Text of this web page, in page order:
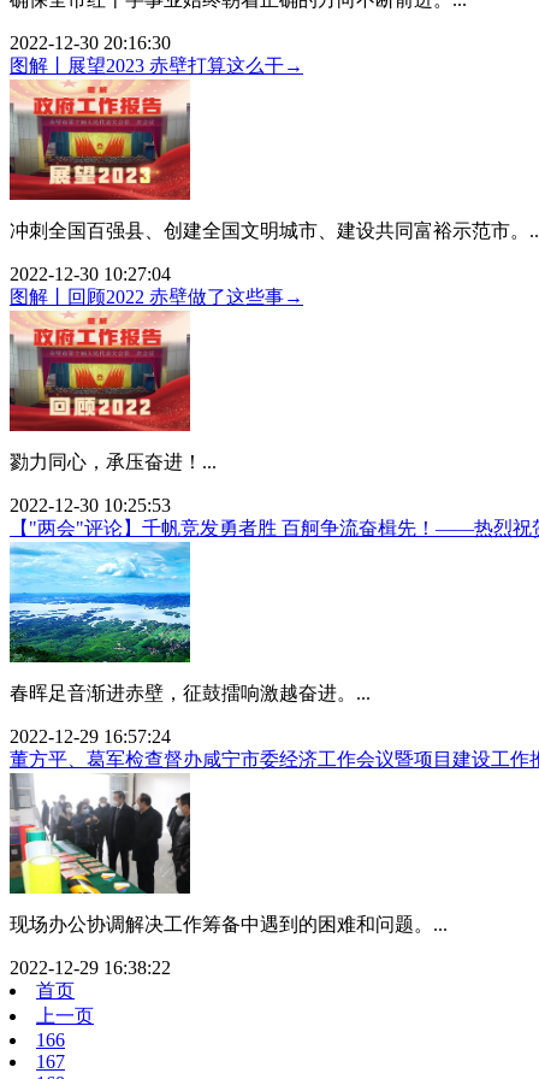
2022-12-30 20:16:30
图解丨展望2023 赤壁打算这么干→
冲刺全国百强县、创建全国文明城市、建设共同富裕示范市。
2022-12-30 10:27:04
图解丨回顾2022 赤壁做了这些事→
勠力同心，承压奋进！...
2022-12-30 10:25:53
【"两会"评论】千帆竞发勇者胜 百舸争流奋楫先！——热烈祝
春晖足音渐进赤壁，征鼓擂响激越奋进。...
2022-12-29 16:57:24
董方平、葛军检查督办咸宁市委经济工作会议暨项目建设工作
现场办公协调解决工作筹备中遇到的困难和问题。...
2022-12-29 16:38:22
首页
上一页
166
167